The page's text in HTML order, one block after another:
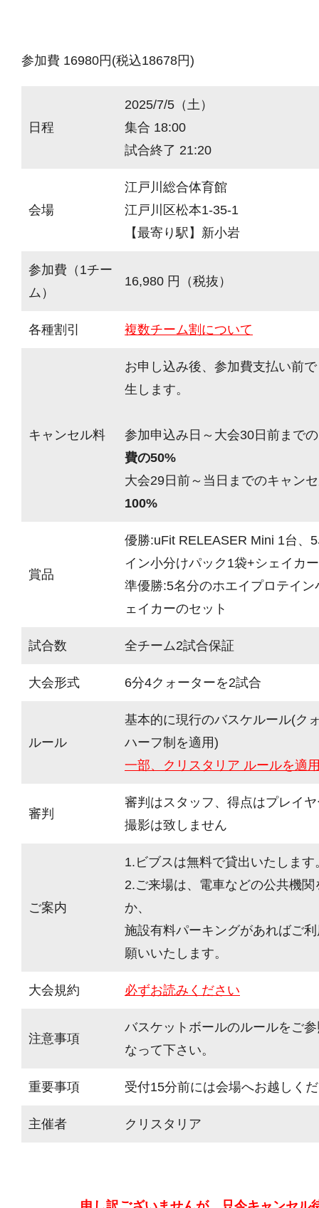
参加費 16980円(税込18678円)
日程
2025/7/5（土）
集合 18:00
試合終了 21:20
会場
江戸川総合体育館
江戸川区松本1-35-1
【最寄り駅】新小岩
参加費（1チー
ム）
16,980 円（税抜）
各種割引 複数チーム割について
キャンセル料
お申し込み後、参加費支払い前
生します。
参加申込み日～大会30日前まで
費の50%
大会29日前～当日までのキャン
100%
賞品
優勝:uFit RELEASER Mini 1台、
イン小分けパック1袋+シェイカ
準優勝:5名分のホエイプロテイ
ェイカーのセット
試合数 全チーム2試合保証
大会形式 6分4クォーターを2試合
ルール
基本的に現行のバスケルール(ク
ハーフ制を適用)
一部、クリスタリア ルールを適
審判
審判はスタッフ、得点はプレイ
撮影は致しません
ご案内
1.ビブスは無料で貸出いたします
2.ご来場は、電車などの公共機
か、
施設有料パーキングがあればご
願いいたします。
大会規約 必ずお読みください
注意事項
バスケットボールのルールをご
なって下さい。
重要事項 受付15分前には会場へお越しく
主催者 クリスタリア